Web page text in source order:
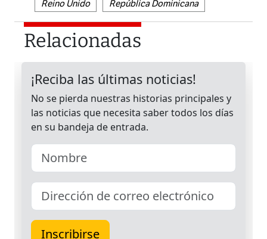
Reino Unido República Dominicana
Relacionadas